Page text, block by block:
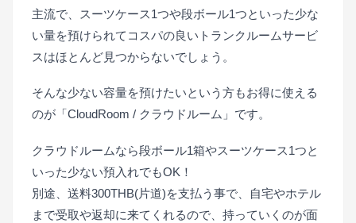
主流で、スーツケース1つや段ボール1つといった少な
い量を預けられてコスパの良いトランクルームサービ
スはほとんど見つからないでしょう。
そんな少ない容量を預けたいという方もお得に使える
のが「CloudRoom / クラウドルーム」です。
クラウドルームなら段ボール1箱やスーツケース1つと
いった少ない預入れでもOK！
別途、送料300THB(片道)を支払う事で、自宅やホテル
まで受取や返却に来てくれるので、持っていくのが面